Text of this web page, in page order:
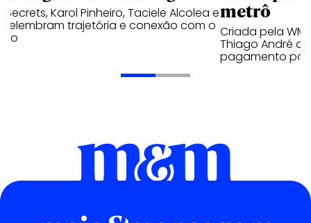
Secrets, Karol Pinheiro, Taciele Alcolea e
relembram trajetória e conexão com o
metrô
Criada pela
Thiago André
pagamento por